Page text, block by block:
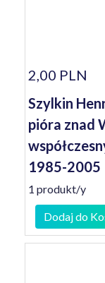
2,00 PLN
Szylkin
pióra znad
1985-2005
1 produkt/y
Dodaj do